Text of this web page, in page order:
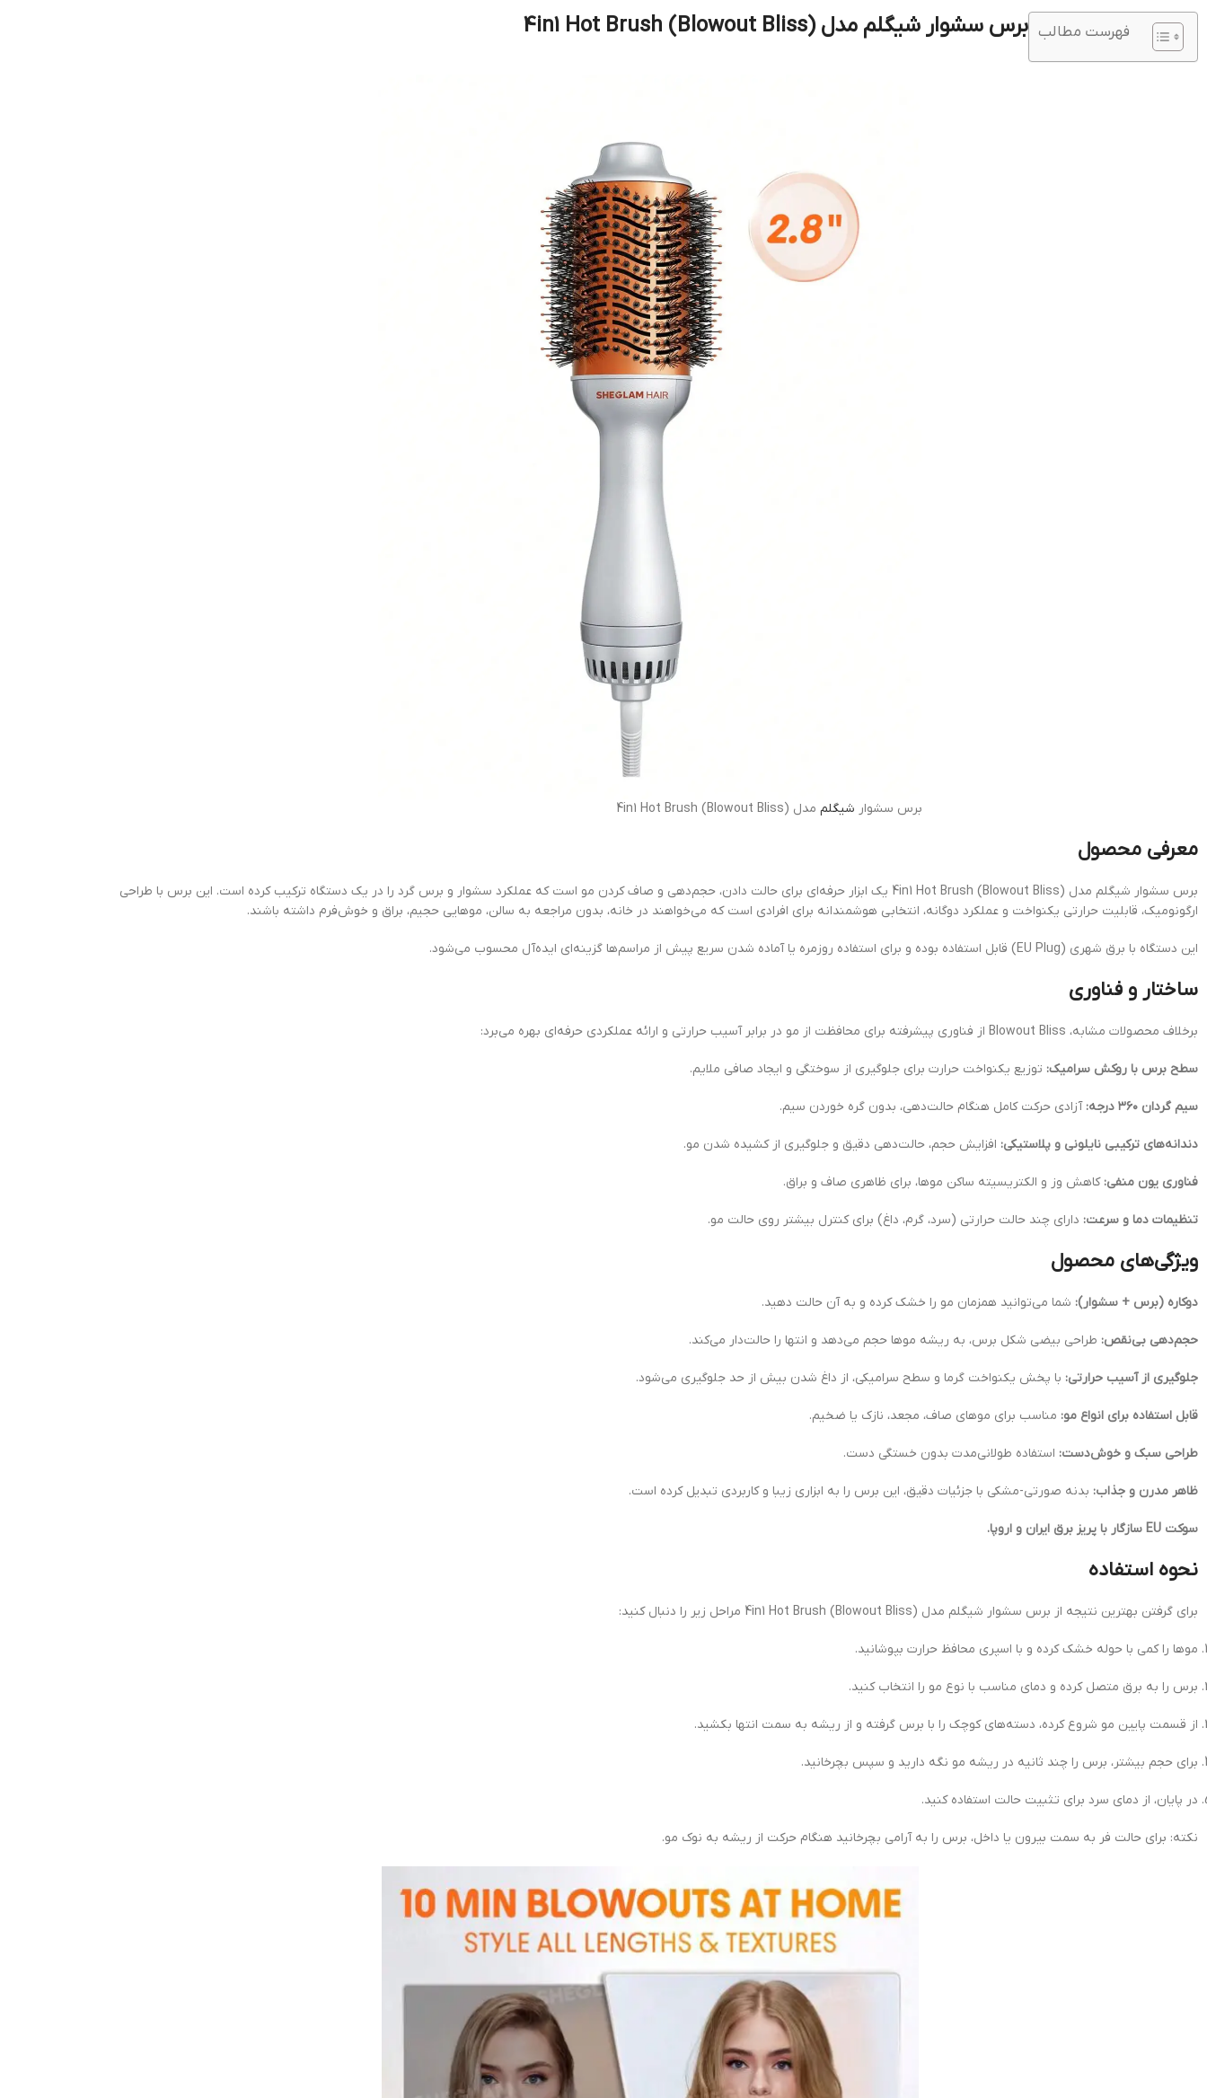
فهرست مطالب برس سشوار شیگلم مدل (Blowout Bliss) 4in1 Hot Brush
برس سشوار شیگلم مدل (Blowout Bliss) 4in1 Hot Brush
معرفی محصول
برس سشوار شیگلم مدل (Blowout Bliss) 4in1 Hot Brush یک ابزار حرفه‌ای برای حالت دادن، حجم‌دهی و صاف کردن مو است که عملکرد سشوار و برس گرد را در یک دستگاه ترکیب کرده است. این برس با طراحی
ارگونومیک، قابلیت حرارتی یکنواخت و عملکرد دوگانه، انتخابی هوشمندانه برای افرادی است که می‌خواهند در خانه، بدون مراجعه به سالن، موهایی حجیم، براق و خوش‌فرم داشته باشند.
این دستگاه با برق شهری (EU Plug) قابل استفاده بوده و برای استفاده روزمره یا آماده شدن سریع پیش از مراسم‌ها گزینه‌ای ایده‌آل محسوب می‌شود.
ساختار و فناوری
برخلاف محصولات مشابه، Blowout Bliss از فناوری پیشرفته برای محافظت از مو در برابر آسیب حرارتی و ارائه عملکردی حرفه‌ای بهره می‌برد:
سطح برس با روکش سرامیک: توزیع یکنواخت حرارت برای جلوگیری از سوختگی و ایجاد صافی ملایم.
سیم گردان ۳۶۰ درجه: آزادی حرکت کامل هنگام حالت‌دهی، بدون گره خوردن سیم.
دندانه‌های ترکیبی نایلونی و پلاستیکی: افزایش حجم، حالت‌دهی دقیق و جلوگیری از کشیده شدن مو.
فناوری یون منفی: کاهش وز و الکتریسیته ساکن موها، برای ظاهری صاف و براق.
تنظیمات دما و سرعت: دارای چند حالت حرارتی (سرد، گرم، داغ) برای کنترل بیشتر روی حالت مو.
ویژگی‌های محصول
دوکاره (برس + سشوار): شما می‌توانید همزمان مو را خشک کرده و به آن حالت دهید.
حجم‌دهی بی‌نقص: طراحی بیضی شکل برس، به ریشه موها حجم می‌دهد و انتها را حالت‌دار می‌کند.
جلوگیری از آسیب حرارتی: با پخش یکنواخت گرما و سطح سرامیکی، از داغ شدن بیش از حد جلوگیری می‌شود.
قابل استفاده برای انواع مو: مناسب برای موهای صاف، مجعد، نازک یا ضخیم.
طراحی سبک و خوش‌دست: استفاده طولانی‌مدت بدون خستگی دست.
ظاهر مدرن و جذاب: بدنه صورتی-مشکی با جزئیات دقیق، این برس را به ابزاری زیبا و کاربردی تبدیل کرده است.
سوکت EU سازگار با پریز برق ایران و اروپا.
نحوه استفاده
برای گرفتن بهترین نتیجه از برس سشوار شیگلم مدل (Blowout Bliss) 4in1 Hot Brush مراحل زیر را دنبال کنید:
موها را کمی با حوله خشک کرده و با اسپری محافظ حرارت بپوشانید.
برس را به برق متصل کرده و دمای مناسب با نوع مو را انتخاب کنید.
از قسمت پایین مو شروع کرده، دسته‌های کوچک را با برس گرفته و از ریشه به سمت انتها بکشید.
برای حجم بیشتر، برس را چند ثانیه در ریشه مو نگه دارید و سپس بچرخانید.
در پایان، از دمای سرد برای تثبیت حالت استفاده کنید.
نکته: برای حالت فر به سمت بیرون یا داخل، برس را به آرامی بچرخانید هنگام حرکت از ریشه به نوک مو.